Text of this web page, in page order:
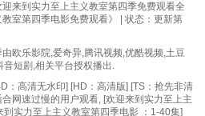
来到实力至上主义教室第四季免费观看全
室第四季电影免费观看》 | 状态：更新第
欧乐影院,爱奇异,腾讯视频,优酷视频,土豆
音短剧,相关平台授权播出.
：高清无水印] [HD：高清版] [TS：抢先非清
网速过慢的用户观看, [欢迎来到实力至上主
实力至上主义教室第四季电影 ：1-40集]